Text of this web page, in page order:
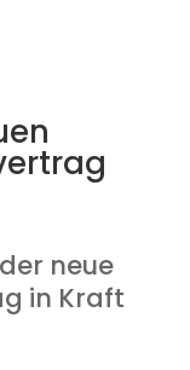
der neue
in Kraft